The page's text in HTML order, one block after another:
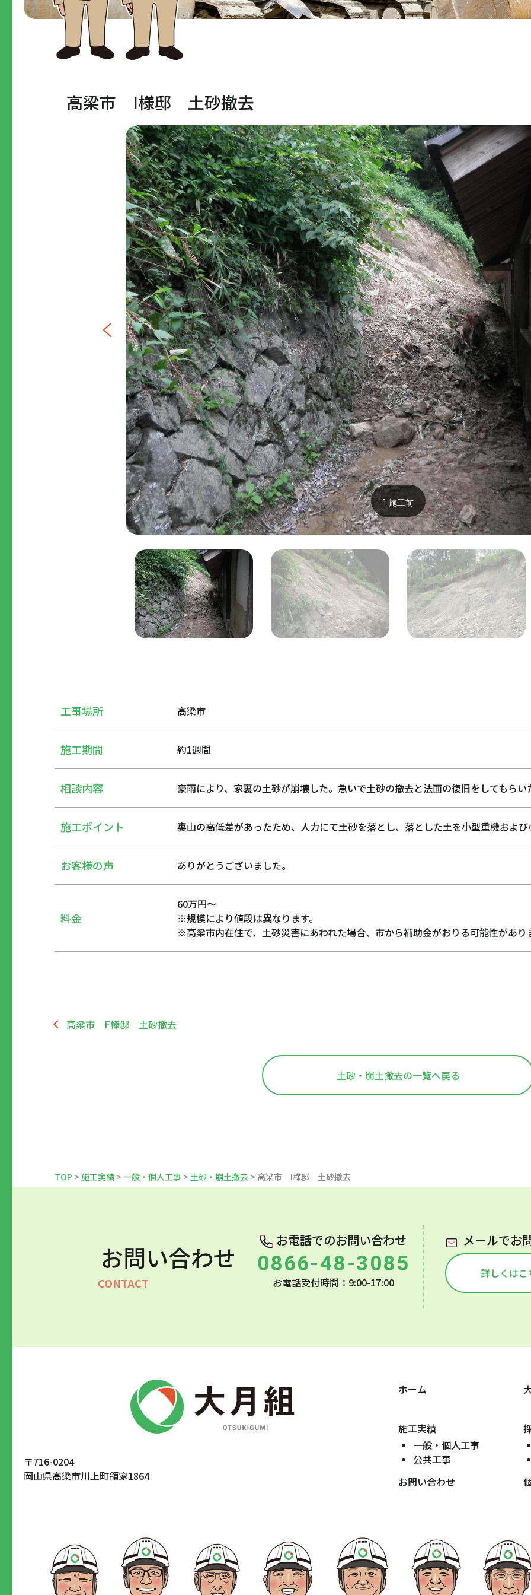
高梁市 I様邸 土砂撤去
1 施工前
工事場所 高梁市
施工期間 約1週間
相談内容 豪雨により、家裏の土砂が崩壊した。急いで土砂の撤去と法面の復旧をしてもらい
施工ポイント 裏山の高低差があったため、人力にて土砂を落とし、落とした土を小型重機およ
お客様の声 ありがとうございました。
料金
60万円～
※規模により値段は異なります。
※高梁市内在住で、土砂災害にあわれた場合、市から補助金がおりる可能性があり
高梁市 F様邸 土砂撤去
土砂・崩土撤去の一覧へ戻る
TOP > 施工実績 > 一般・個人工事 > 土砂・崩土撤去 > 高梁市 I様邸 土砂撤去
お問い合わせ
お電話でのお問い合わせ
0866-48-3085
お電話受付時間：9:00-17:00
メールでお
詳しくはこ
〒716-0204
岡山県高梁市川上町領家1864
ホーム
施工実績
一般・個人工事
公共工事
お問い合わせ